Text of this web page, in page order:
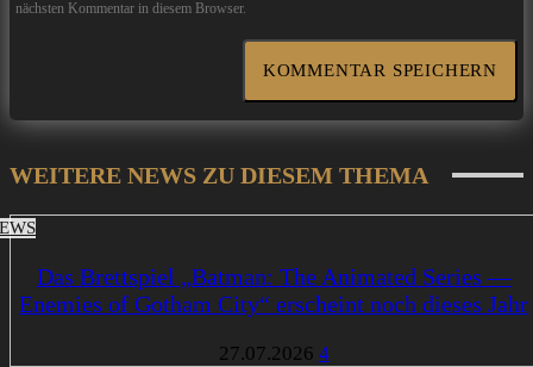
nächsten Kommentar in diesem Browser.
WEITERE NEWS ZU DIESEM THEMA
Das Brettspiel „Batman: The Animated Series —
Enemies of Gotham City“ erscheint noch dieses Jahr
27.07.2026 4